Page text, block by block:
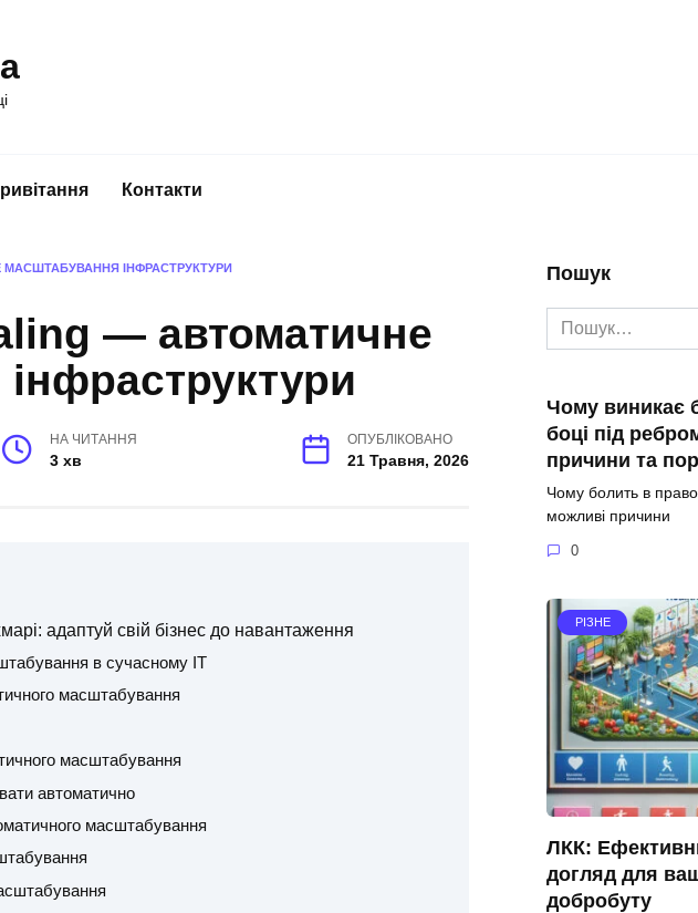
Контакти
МАСШТАБУВАННЯ ІНФРАСТРУКТУРИ
— автоматичне
НА ЧИТАННЯ
3 хв
ОПУБЛІКОВАНО
21 Травня, 2026
адаптуй свій бізнес до навантаження
в сучасному ІТ
масштабування
масштабування
автоматично
масштабування
Пошук
Search
for:
Чому виникає
боці під
причини та
Чому болить в
можливі причини
0
РІЗНЕ
ЛКК:
догляд для
добробуту